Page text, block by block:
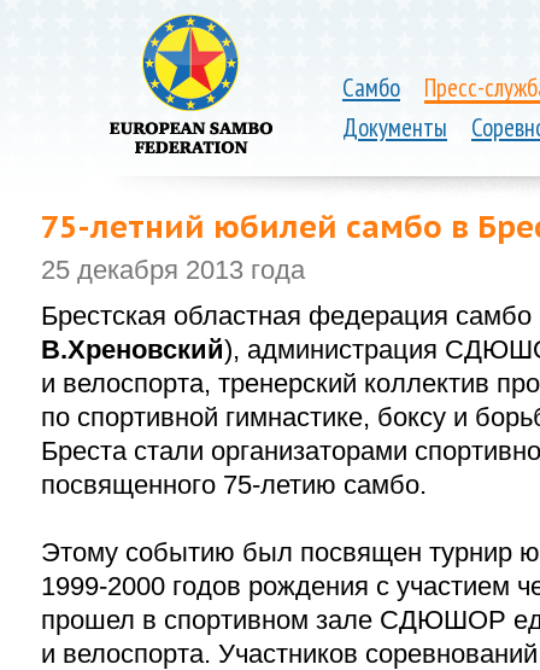
Самбо
Пресс-
Документы
75-летний юбилей самбо в
25 декабря 2013 года
Брестская областная федерация самбо
В.Хреновский), администрация
и велоспорта, тренерский коллектив
по спортивной гимнастике, боксу и
Бреста стали организаторами
посвященного 75-летию самбо.
Этому событию был посвящен турнир
1999-2000 годов рождения с участием
прошел в спортивном зале СДЮШОР
и велоспорта. Участников